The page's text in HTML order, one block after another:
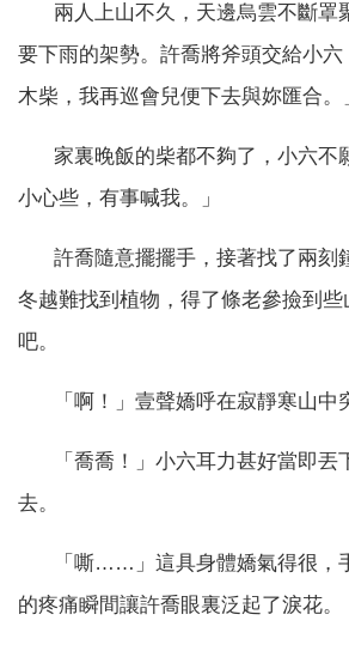
兩人上山不久，天邊烏雲不斷罩
要下雨的架勢。許喬將斧頭交給小
木柴，我再巡會兒便下去與妳匯合。
家裏晚飯的柴都不夠了，小六不
小心些，有事喊我。」
許喬隨意擺擺手，接著找了兩刻
冬越難找到植物，得了條老參撿到
吧。
「啊！」壹聲嬌呼在寂靜寒山中
「喬喬！」小六耳力甚好當即丟
去。
「嘶……」這具身體嬌氣得很，
的疼痛瞬間讓許喬眼裏泛起了淚花。